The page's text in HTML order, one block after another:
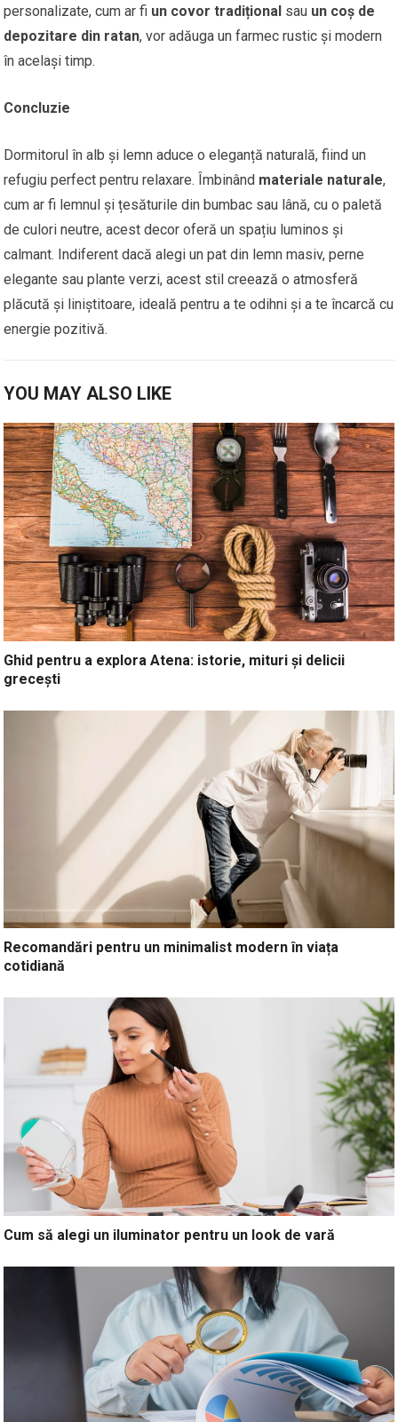
personalizate, cum ar fi un covor tradițional sau un coș de
depozitare din ratan, vor adăuga un farmec rustic și modern
în același timp.
Concluzie
Dormitorul în alb și lemn aduce o eleganță naturală, fiind un
refugiu perfect pentru relaxare. Îmbinând materiale naturale,
cum ar fi lemnul și țesăturile din bumbac sau lână, cu o paletă
de culori neutre, acest decor oferă un spațiu luminos și
calmant. Indiferent dacă alegi un pat din lemn masiv, perne
elegante sau plante verzi, acest stil creează o atmosferă
plăcută și liniștitoare, ideală pentru a te odihni și a te încarcă cu
energie pozitivă.
YOU MAY ALSO LIKE
Ghid pentru a explora Atena: istorie, mituri și delicii
grecești
Recomandări pentru un minimalist modern în viața
cotidiană
Cum să alegi un iluminator pentru un look de vară